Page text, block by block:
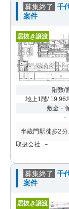
募集終了 千
案件
居抜き譲渡
階数/
地上1階/ 19.96
敷金・
-
半蔵門駅徒歩2分
取扱会社: －
募集終了 千
案件
居抜き譲渡